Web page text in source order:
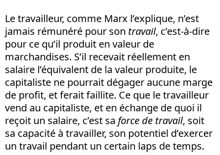
Le travailleur, comme Marx l’explique, n’est
jamais rémunéré pour son travail, c’est-à-dire
pour ce qu’il produit en valeur de
marchandises. S’il recevait réellement en
salaire l’équivalent de la valeur produite, le
capitaliste ne pourrait dégager aucune marge
de profit, et ferait faillite. Ce que le travailleur
vend au capitaliste, et en échange de quoi il
reçoit un salaire, c’est sa force de travail, soit
sa capacité à travailler, son potentiel d’exercer
un travail pendant un certain laps de temps.